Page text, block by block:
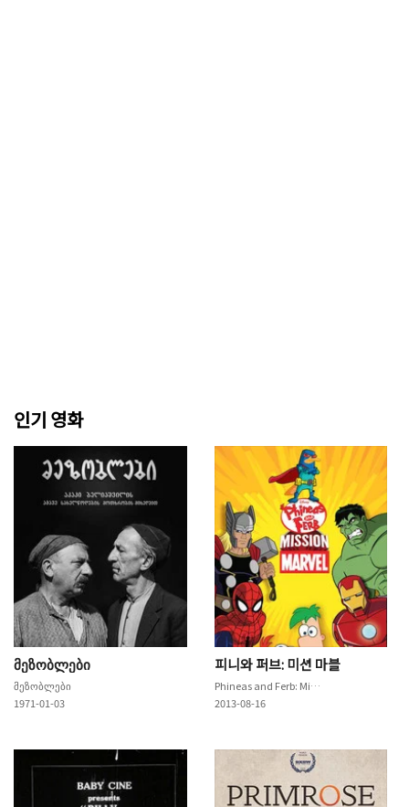
인기 영화
მეზობლები
მეზობლები
1971-01-03
피니와 퍼브: 미션 마블
Phineas and Ferb: Mission Marvel
2013-08-16